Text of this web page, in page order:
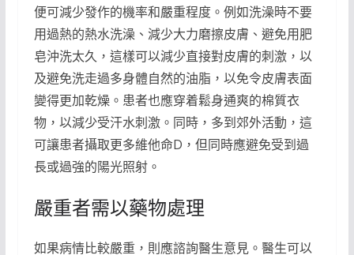
便可減少發作的機率和嚴重程度。例如洗澡時不要
用過熱的熱水洗澡、減少大力磨擦皮膚、避免用肥
皂沖洗太久，這樣可以減少直接對皮膚的刺激，以
及避免洗走過多身體自然的油脂，以免令皮膚表面
變得更加乾燥。患者也應穿着鬆身通爽的棉質衣
物，以減少受汗水刺激。同時，多到郊外活動，這
可讓患者攝取更多維他命D，但同時應避免受到過
長或過強的陽光照射。
嚴重者需以藥物處理
如果病情比較嚴重，則應諮詢醫生意見。醫生可以